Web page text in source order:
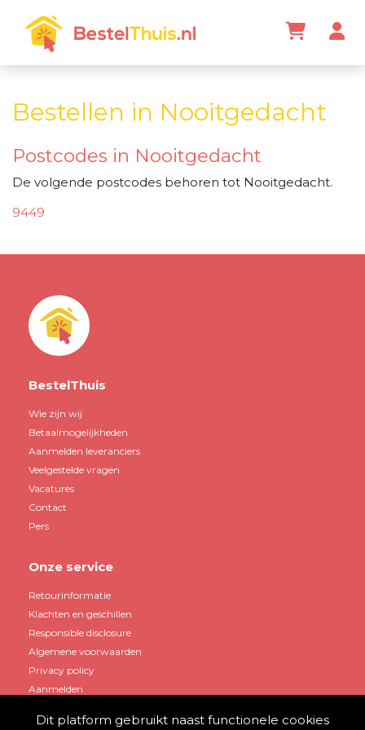
Bestellen in Nooitgedacht
Postcodes in Nooitgedacht
De volgende postcodes behoren tot Nooitgedacht.
9449
BestelThuis
Wie zijn wij
Betaalmogelijkheden
Aanmelden leveranciers
Veelgestelde vragen
Vacatures
Contact
Pers
Onze service
Retourinformatie
Klachten en geschillen
Responsible disclosure
Algemene voorwaarden
Privacy policy
Aanmelden
Dit platform gebruikt naast functionele cookies